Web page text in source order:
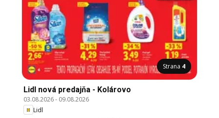
Strana 4
Lidl nová predajňa - Kolárovo
03.08.2026- 09.08.2026
Lidl